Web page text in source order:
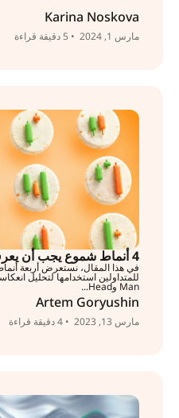
Karina Noskova
مارس 1, 2024 • 5 دقيقة قراءة
4 أنماط شموع يجب أن يعرفها جميع المتداولين
في هذا المقال، نستعرض أربعة
Man وHead...
Artem Goryushin
مارس 13, 2023 • 4 دقيقة قراءة